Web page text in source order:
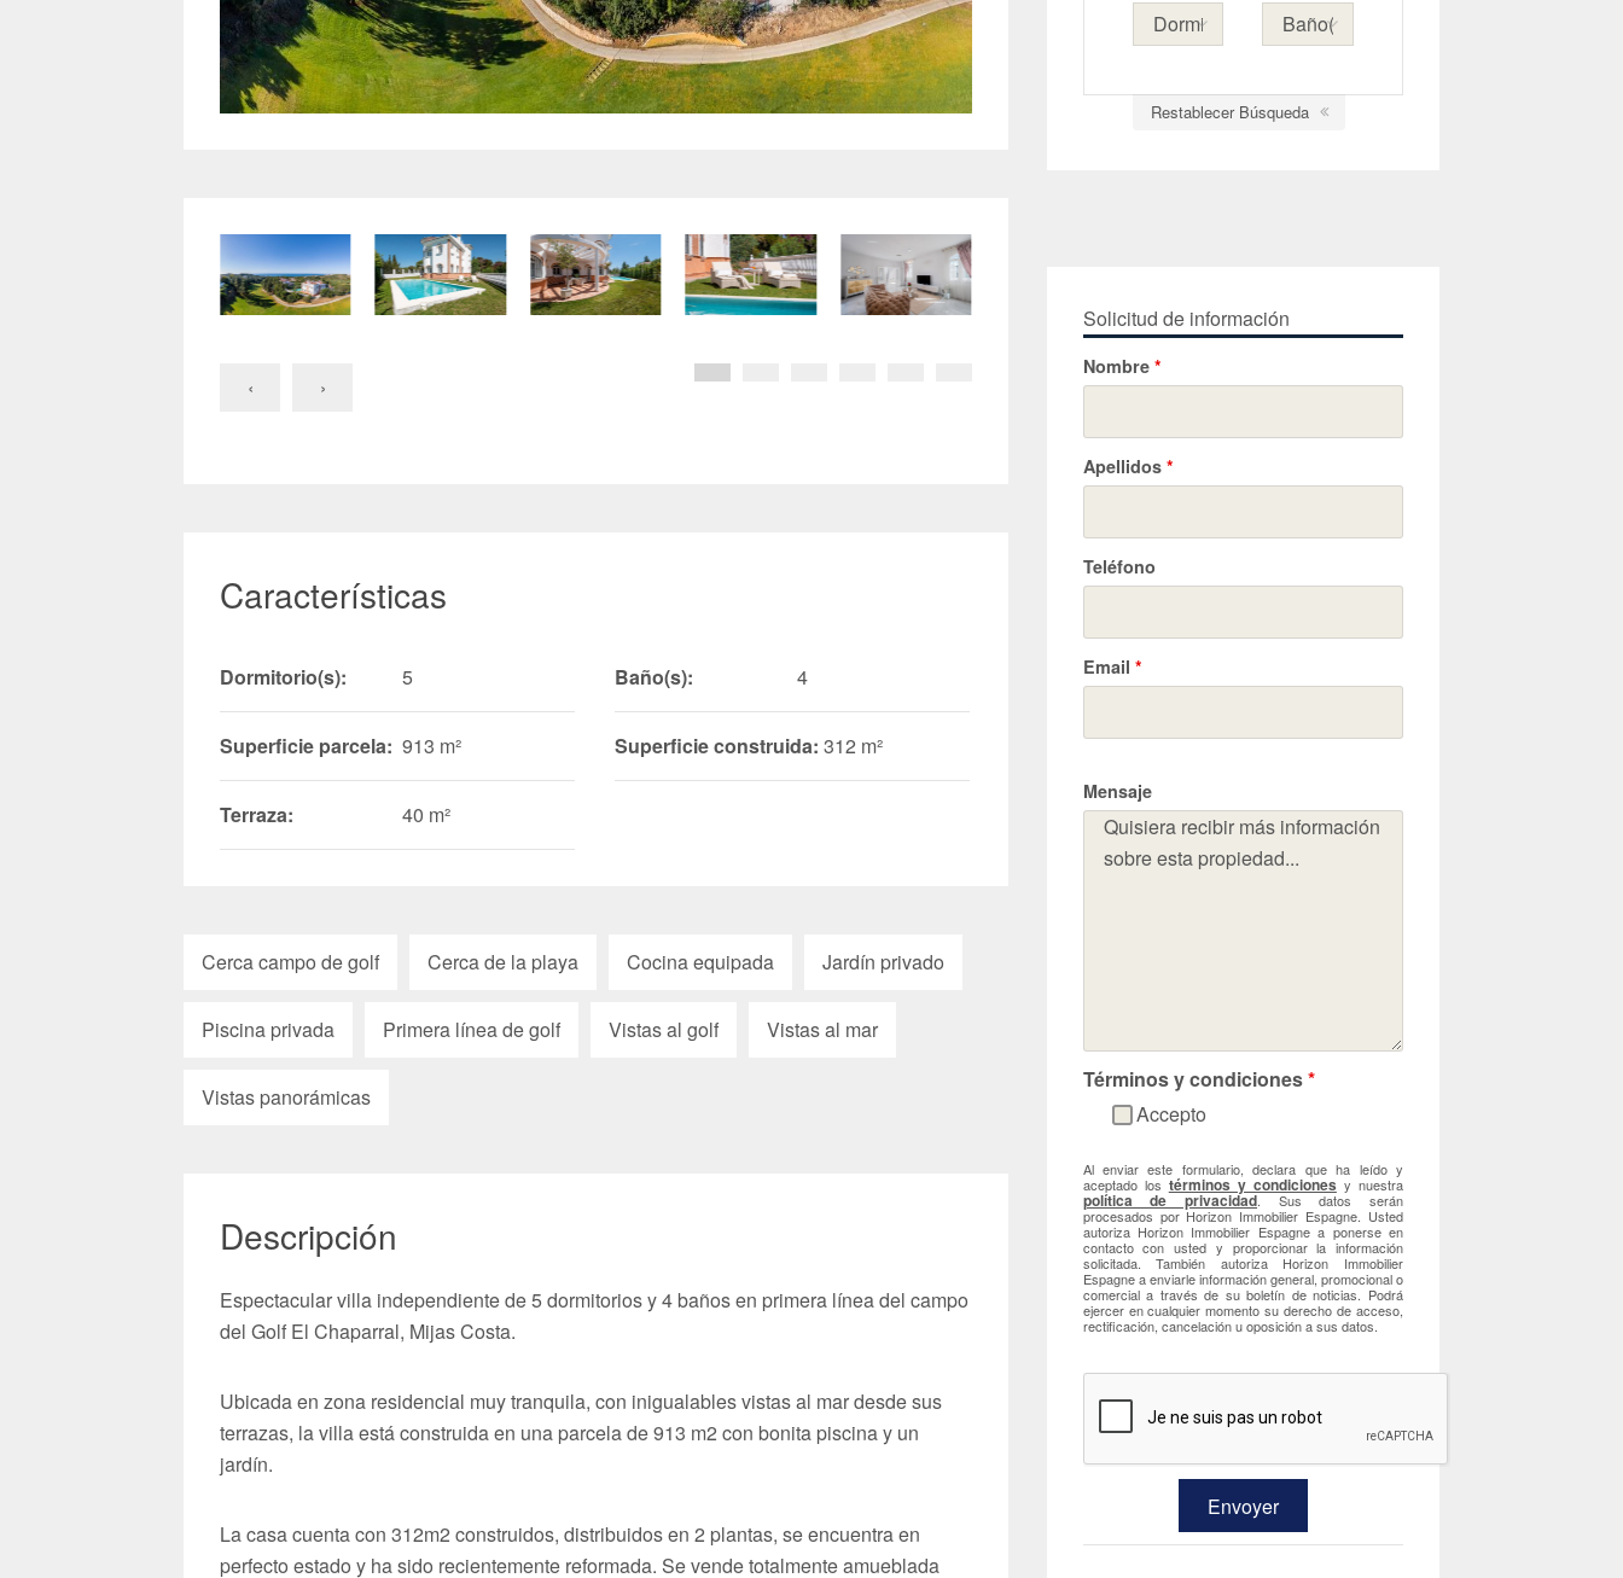
‹ ›
Características
Dormitorio(s): 5 Baño(s): 4
Superficie parcela: 913 m² Superficie construida: 312 m²
Terraza: 40 m²
Cerca campo de golf Cerca de la playa Cocina equipada Jardín privado
Piscina privada Primera línea de golf Vistas al golf Vistas al mar
Vistas panorámicas
Descripción
Espectacular villa independiente de 5 dormitorios y 4 baños en primera línea del campo
del Golf El Chaparral, Mijas Costa.
Ubicada en zona residencial muy tranquila, con inigualables vistas al mar desde sus
terrazas, la villa está construida en una parcela de 913 m2 con bonita piscina y un
jardín.
La casa cuenta con 312m2 construidos, distribuidos en 2 plantas, se encuentra en
perfecto estado y ha sido recientemente reformada. Se vende totalmente amueblada
Restablecer Búsqueda
Solicitud de información
Nombre *
Apellidos *
Teléfono
Email *
Mensaje
Términos y condiciones*
Accepto
Al enviar este formulario, declara que ha leído y
aceptado los términos y condiciones y nuestra
política de privacidad. Sus datos serán
procesados por Horizon Immobilier Espagne. Usted
autoriza Horizon Immobilier Espagne a ponerse en
contacto con usted y proporcionar la información
solicitada. También autoriza Horizon Immobilier
Espagne a enviarle información general, promocional o
comercial a través de su boletín de noticias. Podrá
ejercer en cualquier momento su derecho de acceso,
rectificación, cancelación u oposición a sus datos.